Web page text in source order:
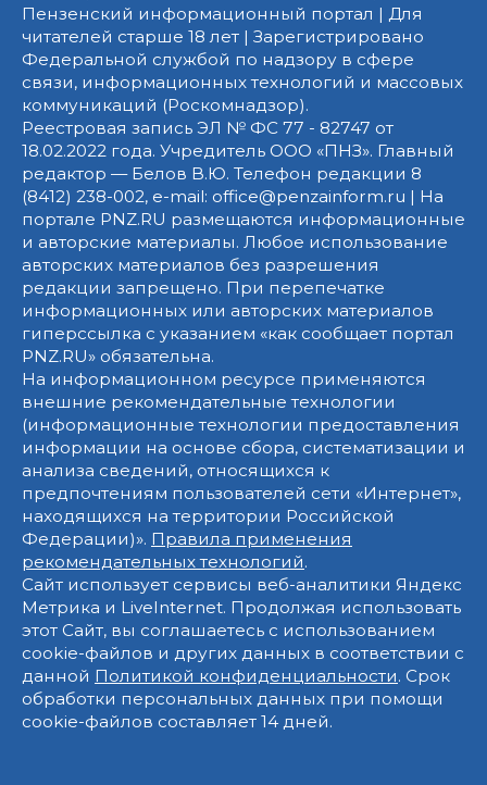
Пензенский информационный портал | Для
читателей старше 18 лет | Зарегистрировано
Федеральной службой по надзору в сфере
связи, информационных технологий и массовых
коммуникаций (Роскомнадзор).
Реестровая запись ЭЛ № ФС 77 - 82747 от
18.02.2022 года. Учредитель ООО «ПНЗ». Главный
редактор — Белов В.Ю. Телефон редакции 8
(8412) 238-002, e-mail: office@penzainform.ru | На
портале PNZ.RU размещаются информационные
и авторские материалы. Любое использование
авторских материалов без разрешения
редакции запрещено. При перепечатке
информационных или авторских материалов
гиперссылка с указанием «как сообщает портал
PNZ.RU» обязательна.
На информационном ресурсе применяются
внешние рекомендательные технологии
(информационные технологии предоставления
информации на основе сбора, систематизации и
анализа сведений, относящихся к
предпочтениям пользователей сети «Интернет»,
находящихся на территории Российской
Федерации)». Правила применения
рекомендательных технологий.
Сайт использует сервисы веб-аналитики Яндекс
Метрика и LiveInternet. Продолжая использовать
этот Сайт, вы соглашаетесь с использованием
cookie-файлов и других данных в соответствии с
данной Политикой конфиденциальности. Срок
обработки персональных данных при помощи
cookie-файлов составляет 14 дней.